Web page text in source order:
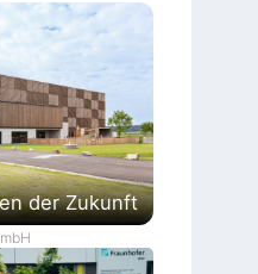
der Zukunft